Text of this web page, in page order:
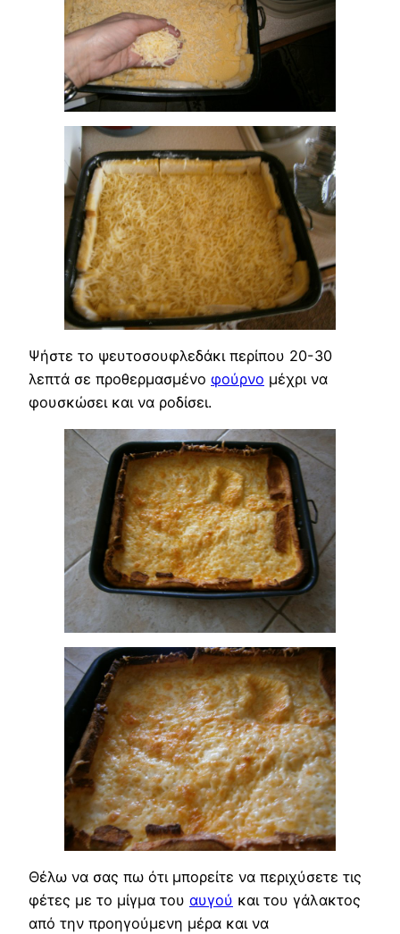
Ψήστε το ψευτοσουφλεδάκι περίπου 20-30
λεπτά σε προθερμασμένο φούρνο μέχρι να
φουσκώσει και να ροδίσει.
Θέλω να σας πω ότι μπορείτε να περιχύσετε τις
φέτες με το μίγμα του αυγού και του γάλακτος
από την προηγούμενη μέρα και να